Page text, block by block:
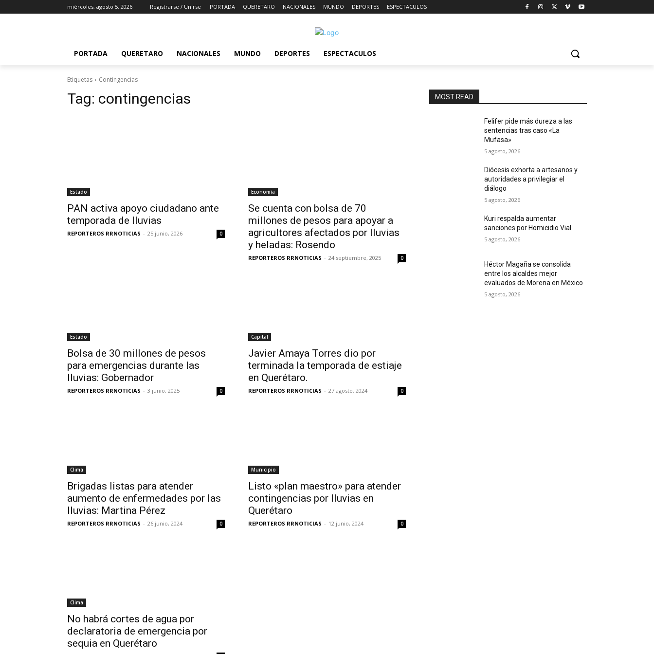
miércoles, agosto 5, 2026 Registrarse / Unirse PORTADA QUERETARO NACIONALES MUNDO DEPORTES ESPECTACULOS
PORTADA QUERETARO NACIONALES MUNDO DEPORTES ESPECTACULOS
Etiquetas Contingencias
Tag: contingencias
Estado
PAN activa apoyo ciudadano ante
temporada de lluvias
REPORTEROS RRNOTICIAS - 25 junio, 2026 0
Economía
Se cuenta con bolsa de 70
millones de pesos para apoyar a
agricultores afectados por lluvias
y heladas: Rosendo
REPORTEROS RRNOTICIAS - 24 septiembre, 2025 0
Estado
Bolsa de 30 millones de pesos
para emergencias durante las
lluvias: Gobernador
REPORTEROS RRNOTICIAS - 3 junio, 2025 0
Capital
Javier Amaya Torres dio por
terminada la temporada de estiaje
en Querétaro.
REPORTEROS RRNOTICIAS - 27 agosto, 2024 0
Clima
Brigadas listas para atender
aumento de enfermedades por las
lluvias: Martina Pérez
REPORTEROS RRNOTICIAS - 26 junio, 2024 0
Municipio
Listo «plan maestro» para atender
contingencias por lluvias en
Querétaro
REPORTEROS RRNOTICIAS - 12 junio, 2024 0
Clima
No habrá cortes de agua por
declaratoria de emergencia por
sequia en Querétaro
MOST READ
Felifer pide más dureza a las
sentencias tras caso «La
Mufasa»
5 agosto, 2026
Diócesis exhorta a artesanos y
autoridades a privilegiar el
diálogo
5 agosto, 2026
Kuri respalda aumentar
sanciones por Homicidio Vial
5 agosto, 2026
Héctor Magaña se consolida
entre los alcaldes mejor
evaluados de Morena en México
5 agosto, 2026